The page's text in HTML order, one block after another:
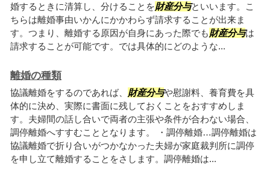
婚するときに清算し、分けることを財産分与といいます。こ
ちらは離婚事由いかんにかかわらず請求することが出来ま
す。つまり、離婚する原因が自身にあった際でも財産分与は
請求することが可能です。では具体的にどのような...
離婚の種類
協議離婚をするのであれば、 財産分与や慰謝料、養育費を具
体的に決め、実際に書面に残しておくことをおすすめしま
す。夫婦間の話し合いで両者の主張や条件が合わない場合、
調停離婚へすすむこととなります。 ・調停離婚…調停離婚は
協議離婚で折り合いがつかなかった夫婦が家庭裁判所に調停
を申し立て離婚することをさします。調停離婚は...